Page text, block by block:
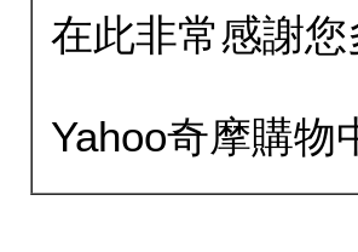
在此非常感謝
Yahoo奇摩購